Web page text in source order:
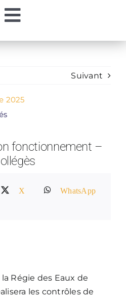
Toggle
Navigation
Suivant
2025
fonctionnement –
X
WhatsApp
Régie des Eaux de
les contrôles de